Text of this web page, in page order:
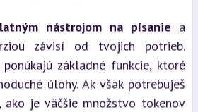
nástrojom na písanie a
závisí od tvojich potrieb.
základné funkcie, ktoré
úlohy. Ak však potrebuješ
ako je väčšie množstvo tokenov